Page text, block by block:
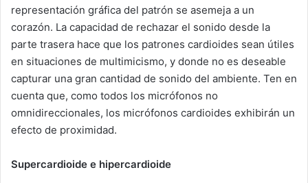
representación gráfica del patrón se asemeja a un
corazón. La capacidad de rechazar el sonido desde la
parte trasera hace que los patrones cardioides sean útiles
en situaciones de multimicismo, y donde no es deseable
capturar una gran cantidad de sonido del ambiente. Ten en
cuenta que, como todos los micrófonos no
omnidireccionales, los micrófonos cardioides exhibirán un
efecto de proximidad.
Supercardioide e hipercardioide